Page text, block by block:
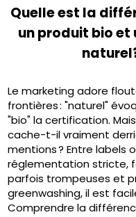
Quelle est la
un produit bio et
Le marketing adore
frontières : "naturel"
"bio" la certification.
cache-t-il vraiment
mentions ? Entre labels
réglementation stricte,
parfois trompeuses et
greenwashing, il est
Comprendre la